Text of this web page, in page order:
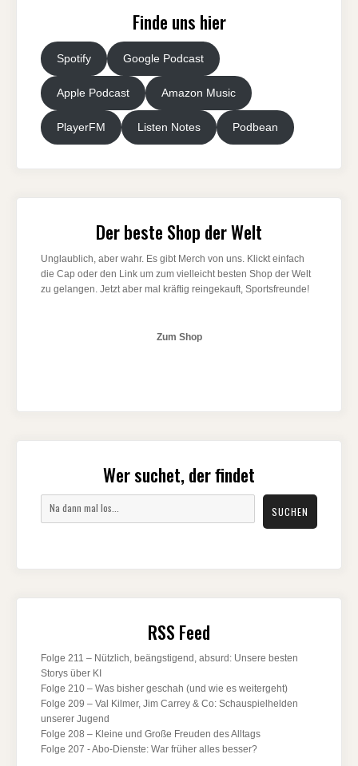
Finde uns hier
Spotify Google Podcast
Apple Podcast Amazon Music
PlayerFM Listen Notes Podbean
Der beste Shop der Welt
Unglaublich, aber wahr. Es gibt Merch von uns. Klickt einfach
die Cap oder den Link um zum vielleicht besten Shop der Welt
zu gelangen. Jetzt aber mal kräftig reingekauft, Sportsfreunde!
Zum Shop
Wer suchet, der findet
SUCHEN
RSS Feed
Folge 211 – Nützlich, beängstigend, absurd: Unsere besten
Storys über KI
Folge 210 – Was bisher geschah (und wie es weitergeht)
Folge 209 – Val Kilmer, Jim Carrey & Co: Schauspielhelden
unserer Jugend
Folge 208 – Kleine und Große Freuden des Alltags
Folge 207 - Abo-Dienste: War früher alles besser?